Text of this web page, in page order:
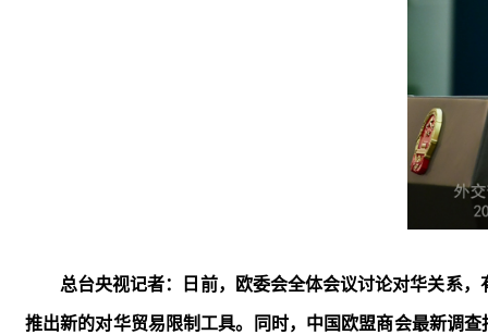
总台央视记者：日前，欧委会全体会议讨论对华关系
推出新的对华贸易限制工具。同时，中国欧盟商会最新调